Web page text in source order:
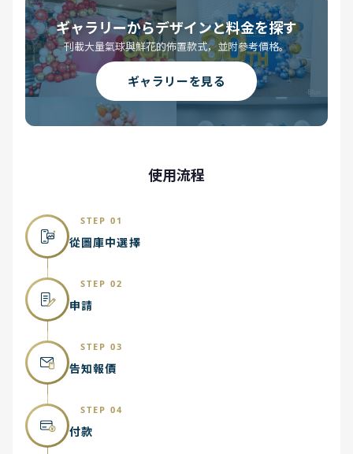
ギャラリーからデザインと料金を探す
刊載大量氣球與鮮花的佈置款式，並附參考價格。
ギャラリーを見る
使用流程
STEP 01
從圖庫中選擇
STEP 02
申請
STEP 03
告知報價
STEP 04
付款